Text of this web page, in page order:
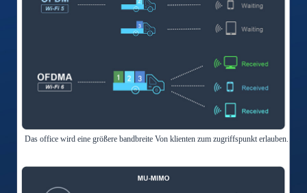
Das office wird eine größere bandbreite Von klienten zum zugriffspunkt erlauben.